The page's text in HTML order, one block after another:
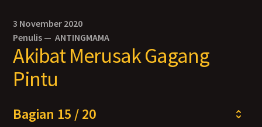
3 November 2020
Penulis —ANTINGMAMA
Akibat Merusak Gagang
Pintu
Bagian 15 / 20